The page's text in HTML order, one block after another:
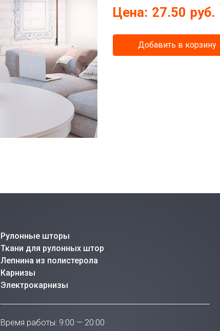
Цена: 27.50 руб.
Добавить в корзину
Рулонные шторы
Ткани для рулонных штор
Лепнина из полистерола
Карнизы
Электрокарнизы
Время работы: 9:00 — 20:00